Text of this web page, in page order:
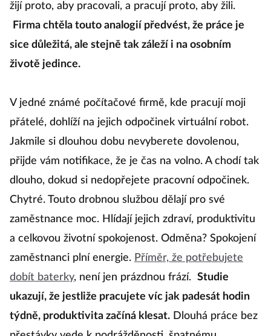
žijí proto, aby pracovali, a pracují proto, aby žili.
Firma chtěla touto analogií předvést, že práce je
sice důležitá, ale stejně tak záleží i na osobním
životě jedince.
V jedné známé počítačové firmě, kde pracují moji
přátelé, dohlíží na jejich odpočinek virtuální robot.
Jakmile si dlouhou dobu nevyberete dovolenou,
přijde vám notifikace, že je čas na volno. A chodí tak
dlouho, dokud si nedopřejete pracovní odpočinek.
Chytré. Touto drobnou službou dělají pro své
zaměstnance moc. Hlídají jejich zdraví, produktivitu
a celkovou životní spokojenost. Odměna? Spokojení
zaměstnanci plní energie. Příměr, že potřebujete
dobít baterky, není jen prázdnou frází. Studie
ukazují, že jestliže pracujete víc jak padesát hodin
týdně, produktivita začíná klesat. Dlouhá práce bez